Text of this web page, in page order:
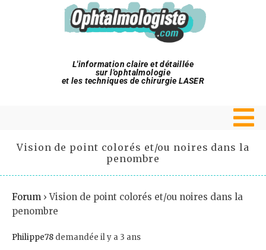
L'information claire et détaillée
sur l'ophtalmologie
et les techniques de chirurgie LASER
Vision de point colorés et/ou noires dans la
penombre
Forum ›Vision de point colorés et/ou noires dans la
penombre
Philippe78 demandée il y a 3 ans